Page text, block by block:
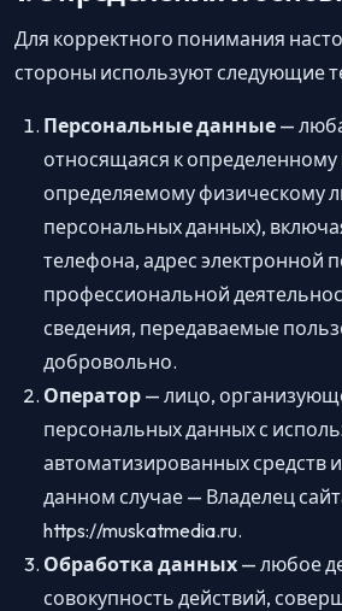
Для корректного понимания
стороны используют следующие
Персональные данные —
относящаяся к определенному
определяемому физическому
персональных данных),
телефона, адрес электронной
профессиональной
сведения, передаваемые
добровольно.
Оператор — лицо,
персональных данных с
автоматизированных средств
данном случае — Владелец
https://muskatmedia.ru.
Обработка данных — любое
совокупность действий,